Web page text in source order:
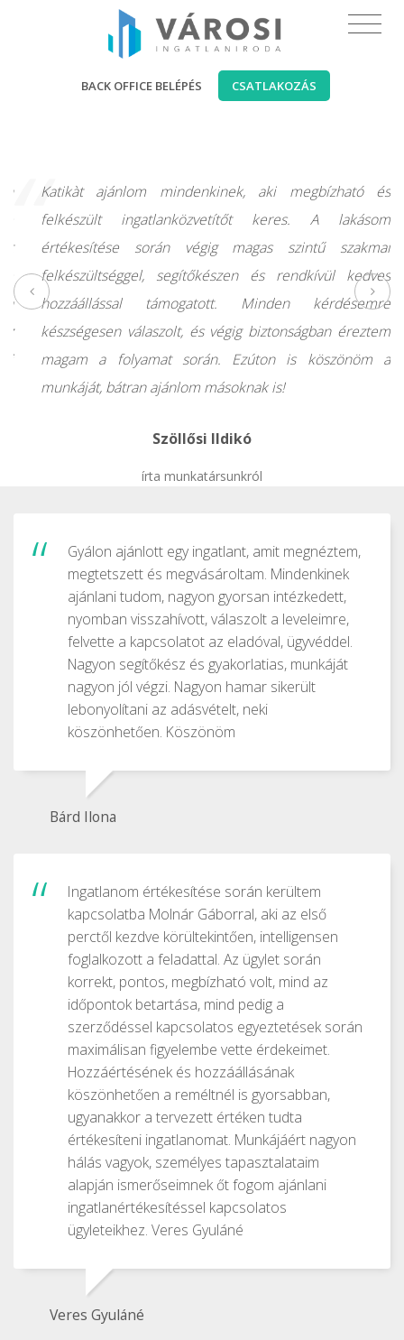
BACK OFFICE BELÉPÉS CSATLAKOZÁS
“
Katikàt ajánlom mindenkinek, aki megbízható és
felkészült ingatlanközvetítőt keres. A lakásom
értékesítése során végig magas szintű szakmai
felkészültséggel, segítőkészen és rendkívül kedves
hozzáállással támogatott. Minden kérdésemre
készségesen válaszolt, és végig biztonságban éreztem
magam a folyamat során. Ezúton is köszönöm a
munkáját, bátran ajánlom másoknak is!
Szöllősi Ildikó
írta munkatársunkról
Gyálon ajánlott egy ingatlant, amit megnéztem,
megtetszett és megvásároltam. Mindenkinek
ajánlani tudom, nagyon gyorsan intézkedett,
nyomban visszahívott, válaszolt a leveleimre,
felvette a kapcsolatot az eladóval, ügyvéddel.
Nagyon segítőkész és gyakorlatias, munkáját
nagyon jól végzi. Nagyon hamar sikerült
lebonyolítani az adásvételt, neki
köszönhetően. Köszönöm
Bárd Ilona
Ingatlanom értékesítése során kerültem
kapcsolatba Molnár Gáborral, aki az első
perctől kezdve körültekintően, intelligensen
foglalkozott a feladattal. Az ügylet során
korrekt, pontos, megbízható volt, mind az
időpontok betartása, mind pedig a
szerződéssel kapcsolatos egyeztetések során
maximálisan figyelembe vette érdekeimet.
Hozzáértésének és hozzáállásának
köszönhetően a reméltnél is gyorsabban,
ugyanakkor a tervezett értéken tudta
értékesíteni ingatlanomat. Munkájáért nagyon
hálás vagyok, személyes tapasztalataim
alapján ismerőseimnek őt fogom ajánlani
ingatlanértékesítéssel kapcsolatos
ügyleteikhez. Veres Gyuláné
Veres Gyuláné